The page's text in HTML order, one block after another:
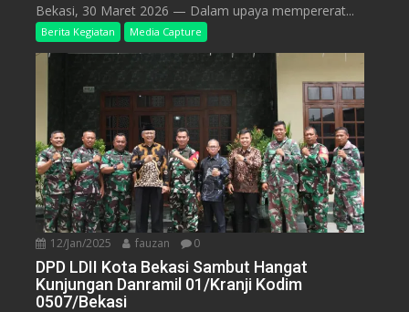
Bekasi, 30 Maret 2026 — Dalam upaya mempererat...
Berita Kegiatan Media Capture
12/Jan/2025 fauzan 0
DPD LDII Kota Bekasi Sambut Hangat
Kunjungan Danramil 01/Kranji Kodim
0507/Bekasi